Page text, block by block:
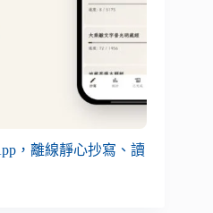
，離線靜心抄寫、讀